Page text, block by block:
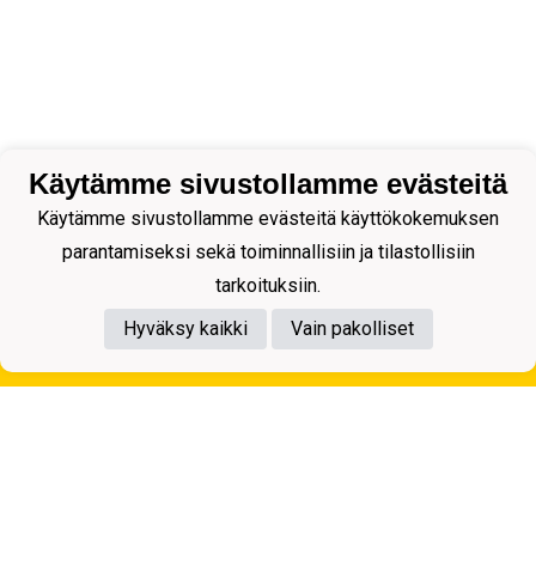
Tietosuojaseloste
Käytämme sivustollamme evästeitä
Käytämme sivustollamme evästeitä käyttökokemuksen
parantamiseksi sekä toiminnallisiin ja tilastollisiin
tarkoituksiin.
Hyväksy kaikki
Vain pakolliset